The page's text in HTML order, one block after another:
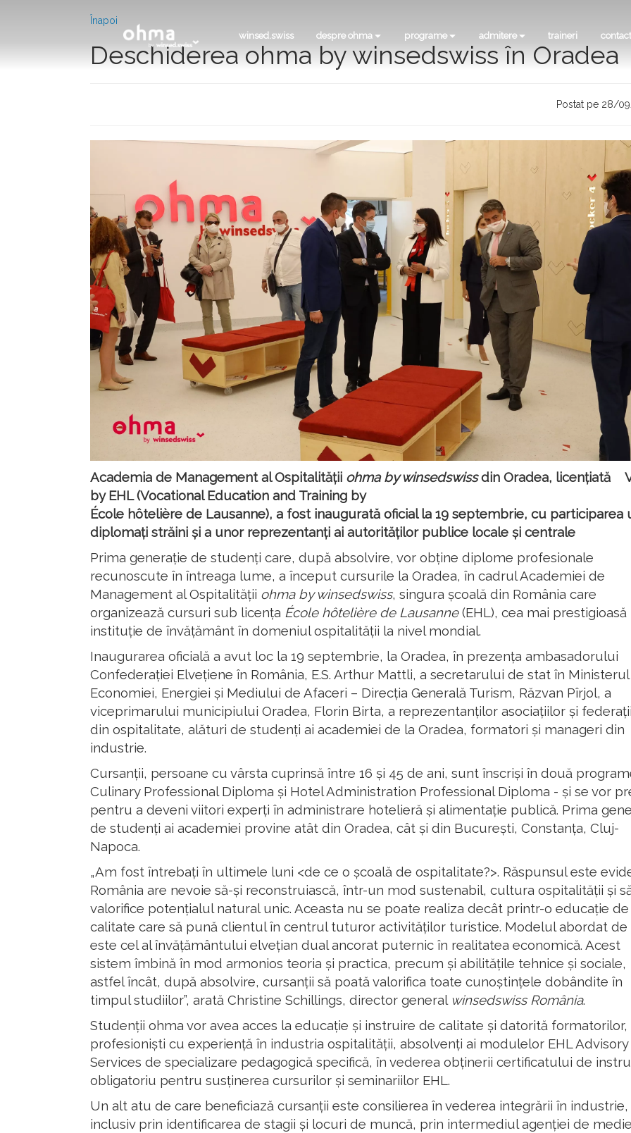
winsed.swiss despre ohma programe admitere traineri contact
Înapoi
Deschiderea ohma by winsedswiss în Oradea
Postat pe 28/
Academia de Management al Ospitalității ohma by winsedswissdin Oradea, licențiată
by EHL (Vocational Education and Training by
École hôtelière de Lausanne), a fost inaugurată oficial la 19 septembrie, cu participarea
diplomați străini și a unor reprezentanți ai autorităților publice locale și centrale
Prima generație de studenți care, după absolvire, vor obține diplome profesionale
recunoscute în întreaga lume, a început cursurile la Oradea, în cadrul Academiei de
Management al Ospitalității ohma by winsedswiss, singura școală din România care
organizează cursuri sub licența École hôtelière de Lausanne(EHL), cea mai prestigioasă
instituție de învățământ în domeniul ospitalității la nivel mondial.
Inaugurarea oficială a avut loc la 19 septembrie, la Oradea, în prezența ambasadorului
Confederației Elvețiene în România, E.S. Arthur Mattli, a secretarului de stat în Ministerul
Economiei, Energiei și Mediului de Afaceri – Direcția Generală Turism, Răzvan Pîrjol, a
viceprimarului municipiului Oradea, Florin Birta, a reprezentanților asociațiilor și
din ospitalitate, alături de studenți ai academiei de la Oradea, formatori și manageri din
industrie.
Cursanții, persoane cu vârsta cuprinsă între 16 și 45 de ani, sunt înscriși în două
Culinary Professional Diploma și Hotel Administration Professional Diploma - și se vor
pentru a deveni viitori experți în administrare hotelieră și alimentație publică. Prima
de studenți ai academiei provine atât din Oradea, cât și din București, Constanța, Cluj-
Napoca.
„Am fost întrebați în ultimele luni <de ce o școală de ospitalitate?>. Răspunsul este
România are nevoie să-și reconstruiască, într-un mod sustenabil, cultura ospitalității și
valorifice potențialul natural unic. Aceasta nu se poate realiza decât printr-o educație de
calitate care să pună clientul în centrul tuturor activităților turistice. Modelul abordat de
este cel al învățământului elvețian dual ancorat puternic în realitatea economică. Acest
sistem îmbină în mod armonios teoria și practica, precum și abilitățile tehnice și sociale,
astfel încât, după absolvire, cursanții să poată valorifica toate cunoștințele dobândite în
timpul studiilor”, arată Christine Schillings, director general winsedswiss România.
Studenții ohma vor avea acces la educație și instruire de calitate și datorită formatorilor,
profesioniști cu experiență în industria ospitalității, absolvenți ai modulelor EHL Advisory
Services de specializare pedagogică specifică, în vederea obținerii certificatului de
obligatoriu pentru susținerea cursurilor și seminariilor EHL.
Un alt atu de care beneficiază cursanții este consilierea în vederea integrării în industrie,
inclusiv prin identificarea de stagii și locuri de muncă, prin intermediul agenției de